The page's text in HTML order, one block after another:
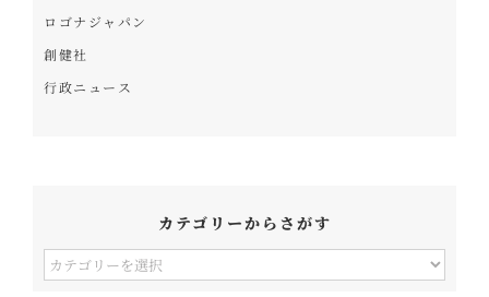
ロゴナジャパン
創健社
行政ニュース
カテゴリーからさがす
カ